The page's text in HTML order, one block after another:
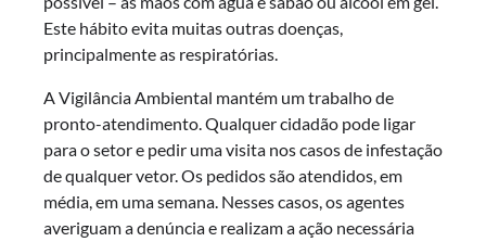
Este hábito evita muitas outras doenças,
principalmente as respiratórias.
A Vigilância Ambiental mantém um trabalho de
pronto-atendimento. Qualquer cidadão pode ligar
para o setor e pedir uma visita nos casos de infestação
de qualquer vetor. Os pedidos são atendidos, em
média, em uma semana. Nesses casos, os agentes
averiguam a denúncia e realizam a ação necessária